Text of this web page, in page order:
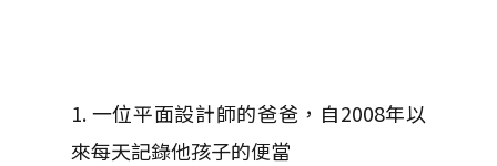
1. 一位平面設計師的爸爸，自2008年以
來每天記錄他孩子的便當